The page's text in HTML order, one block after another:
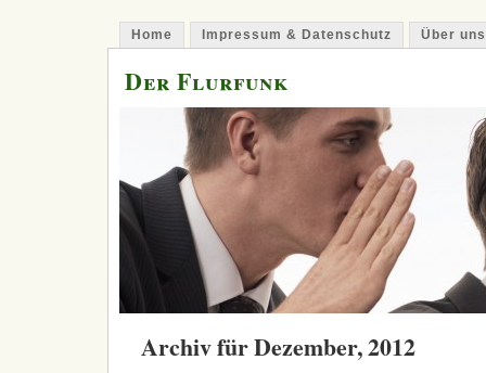
Home Impressum & Datenschutz Über uns
Der Flurfunk
Archiv für Dezember, 2012